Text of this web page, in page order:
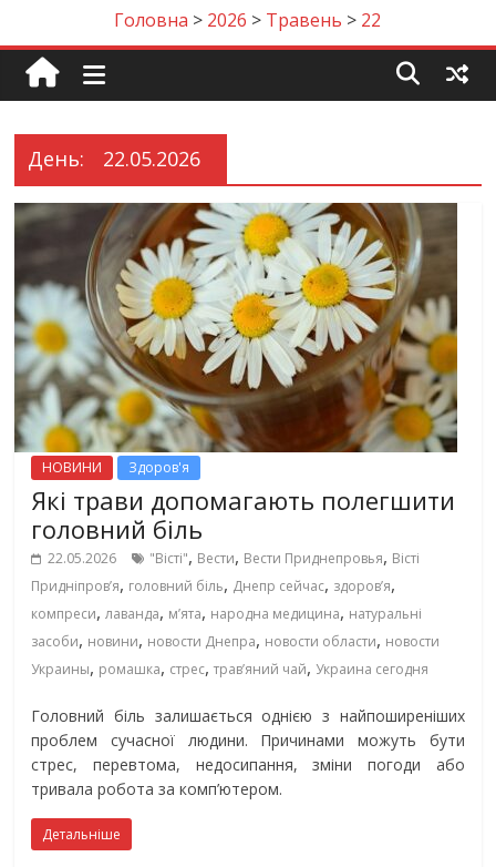
Головна > 2026 > Травень > 22
День: 22.05.2026
НОВИНИ Здоров'я
Які трави допомагають полегшити
головний біль
22.05.2026 "Вісті", Вести, Вести Приднепровья, Вісті
Придніпровʼя, головний біль, Днепр сейчас, здоров’я,
компреси,лаванда, м’ята, народна медицина, натуральні
засоби, новини, новости Днепра, новости области, новости
Украины, ромашка, стрес,трав’яний чай, Украина сегодня
Головний біль залишається однією з найпоширеніших
проблем сучасної людини. Причинами можуть бути
стрес, перевтома, недосипання, зміни погоди або
тривала робота за комп’ютером.
Детальніше